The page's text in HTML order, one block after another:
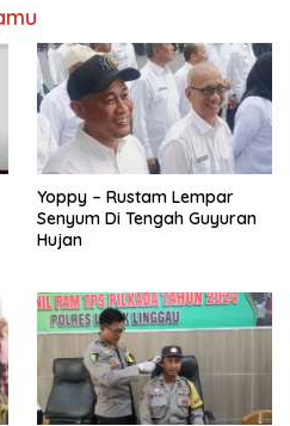
Yoppy – Rustam Lempar
Senyum Di Tengah Guyuran
Hujan